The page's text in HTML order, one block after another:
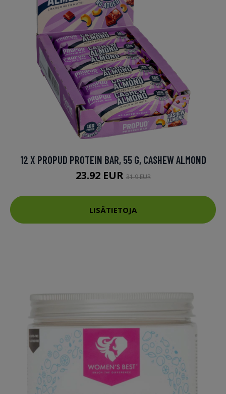
12 X PROPUD PROTEIN BAR, 55 G, CASHEW ALMOND
23.92 EUR31.9 EUR
LISÄTIETOJA